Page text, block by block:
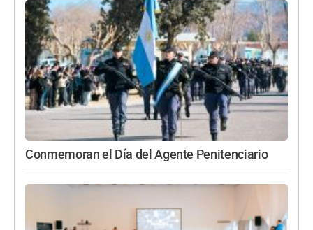
Conmemoran el Día del Agente Penitenciario